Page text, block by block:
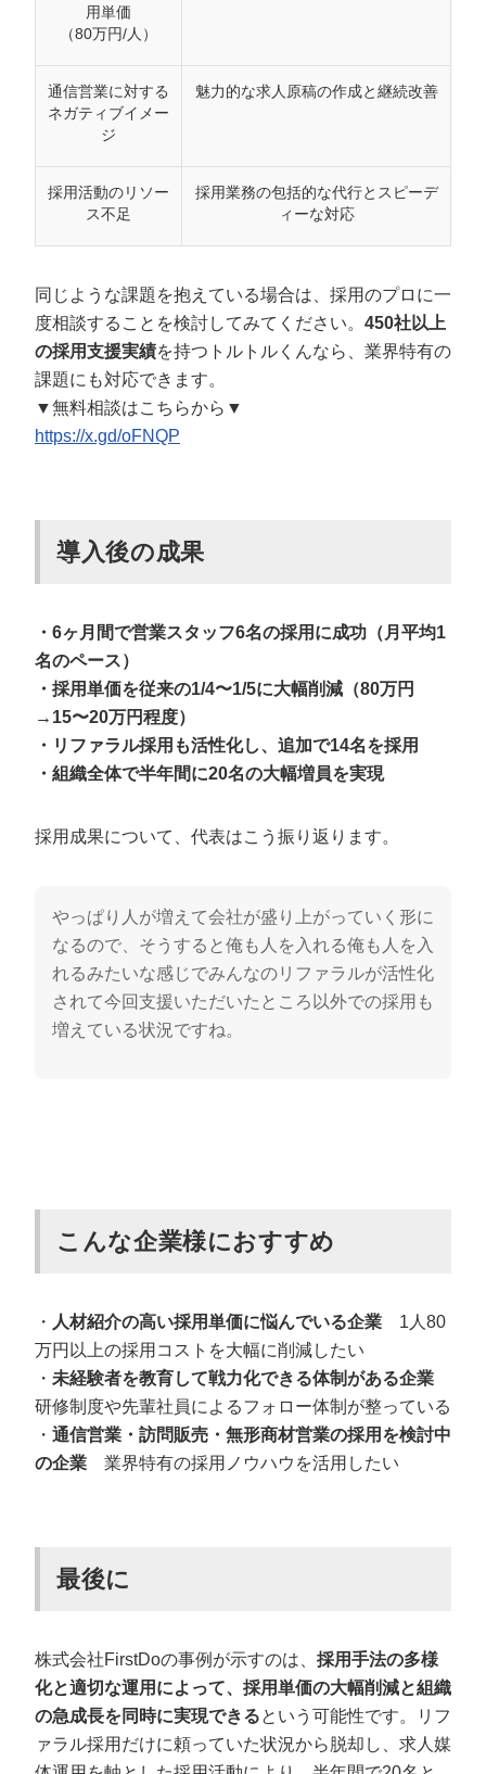
用単価
（80万円/人）
通信営業に対する
ネガティブイメー
ジ
魅力的な求人原稿の作成と継続改善
採用活動のリソー
ス不足
採用業務の包括的な代行とスピーデ
ィーな対応
同じような課題を抱えている場合は、採用のプロに一
度相談することを検討してみてください。 450社以上
の採用支援実績を持つトルトルくんなら、業界特有の
課題にも対応できます。
▼無料相談はこちらから▼
https://x.gd/oFNQP
導入後の成果
・6ヶ月間で営業スタッフ6名の採用に成功（月平均1
名のペース）
・採用単価を従来の1/4〜1/5に大幅削減（80万円
→15〜20万円程度）
・リファラル採用も活性化し、追加で14名を採用
・組織全体で半年間に20名の大幅増員を実現
採用成果について、代表はこう振り返ります。
やっぱり人が増えて会社が盛り上がっていく形に
なるので、そうすると俺も人を入れる俺も人を入
れるみたいな感じでみんなのリファラルが活性化
されて今回支援いただいたところ以外での採用も
増えている状況ですね。
こんな企業様におすすめ
・ 人材紹介の高い採用単価に悩んでいる企業 1人80
万円以上の採用コストを大幅に削減したい
・ 未経験者を教育して戦力化できる体制がある企業
研修制度や先輩社員によるフォロー体制が整っている
・ 通信営業・訪問販売・無形商材営業の採用を検討中
の企業 業界特有の採用ノウハウを活用したい
最後に
株式会社FirstDoの事例が示すのは、 採用手法の多様
化と適切な運用によって、採用単価の大幅削減と組織
の急成長を同時に実現できるという可能性です。リフ
ァラル採用だけに頼っていた状況から脱却し、求人媒